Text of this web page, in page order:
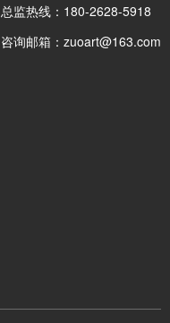
总监热线：180-2628-5918
咨询邮箱：zuoart@163.com